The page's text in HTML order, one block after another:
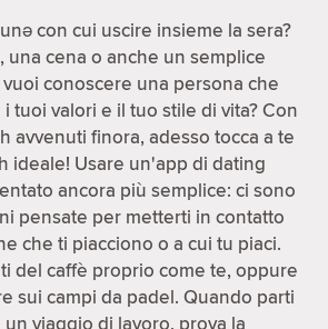
con cui uscire insieme la sera?
una cena o anche un semplice
conoscere una persona che
tuoi valori e il tuo stile di vita? Con
avvenuti finora, adesso tocca a te
ideale! Usare un'app di dating
ancora più semplice: ci sono
pensate per metterti in contatto
che ti piacciono o a cui tu piaci.
del caffè proprio come te, oppure
sui campi da padel. Quando parti
viaggio di lavoro, prova la